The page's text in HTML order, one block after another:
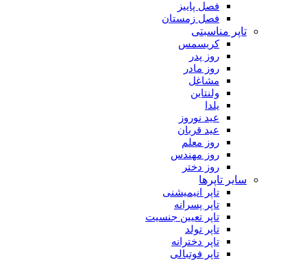
فصل پاییز
فصل زمستان
تاپر مناسبتی
کریسمس
روز پدر
روز مادر
مشاغل
ولنتاین
یلدا
عید نوروز
عید قربان
روز معلم
روز مهندس
روز دختر
سایر تاپرها
تاپر انیمیشنی
تاپر پسرانه
تاپر تعیین جنسیت
تاپر تولد
تاپر دخترانه
تاپر فوتبالی